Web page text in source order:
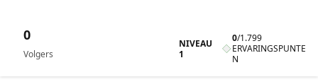
Volgers
0
NIVEAU
1
0/1.799
ERVARINGSPUNTE
N